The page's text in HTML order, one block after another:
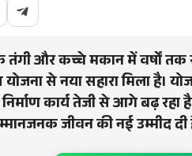
तंगी और कच्चे मकान में वर्षों तक
से नया सहारा मिला है।
कार्य तेजी से आगे बढ़ रहा
जीवन की नई उम्मीद दी